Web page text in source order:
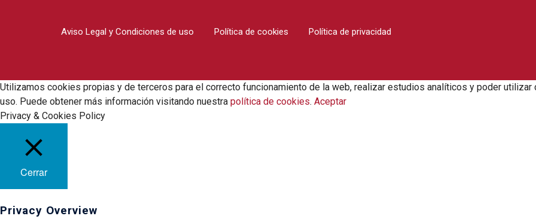
Aviso Legal y Condiciones de uso Política de cookies Política de privacidad
Utilizamos cookies propias y de terceros para el correcto funcionamiento de la web, realizar estudios analíticos y poder
uso. Puede obtener más información visitando nuestra política de cookies. Aceptar
Privacy & Cookies Policy
Cerrar
Privacy Overview